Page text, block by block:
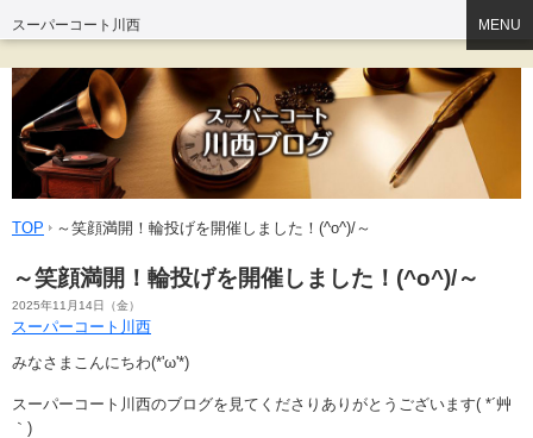
スーパーコート川西 MENU
TOP ～笑顔満開！輪投げを開催しました！(^o^)/～
～笑顔満開！輪投げを開催しました！(^o^)/～
2025年11月14日（金）
スーパーコート川西
みなさまこんにちわ(*'ω'*)
スーパーコート川西のブログを見てくださりありがとうございます( *´艸
｀)